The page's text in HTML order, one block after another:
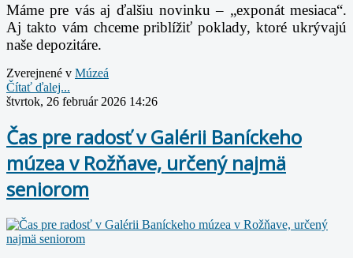
Máme pre vás aj ďalšiu novinku – „exponát mesiaca“.
Aj takto vám chceme priblížiť poklady, ktoré ukrývajú
naše depozitáre.
Zverejnené v Múzeá
Čítať ďalej...
štvrtok, 26 február 2026 14:26
Čas pre radosť v Galérii Baníckeho
múzea v Rožňave, určený najmä
seniorom